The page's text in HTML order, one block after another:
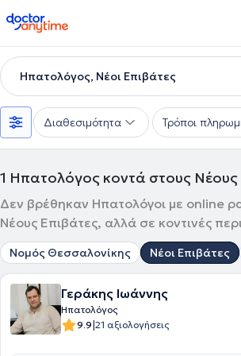
doctoranytime
Ηπατολόγος, Νέοι Επιβάτες
Διαθεσιμότητα Τρόποι
1 Ηπατολόγος κοντά στους Νέους
Δεν βρέθηκαν Ηπατολόγοι με online
Νέους Επιβάτες, αλλά σε κοντινές
Νομός Θεσσαλονίκης Νέοι Επιβάτες
Γεράκης Ιωάννης
Ηπατολόγος
9.9|21 αξιολογήσεις